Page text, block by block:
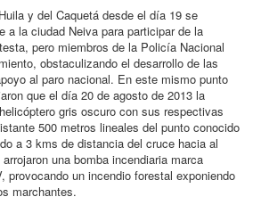
y del Caquetá desde el día 19 se
a la ciudad Neiva para participar de la
pero miembros de la Policía Nacional
obstaculizando el desarrollo de las
al paro nacional. En este mismo punto
que el día 20 de agosto de 2013 la
gris oscuro con sus respectivas
500 metros lineales del punto conocido
a 3 kms de distancia del cruce hacia al
una bomba incendiaria marca
provocando un incendio forestal exponiendo
marchantes.